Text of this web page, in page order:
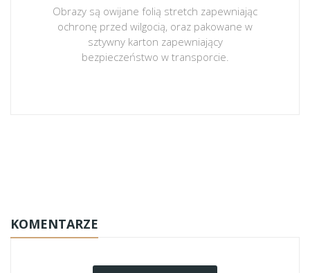
Obrazy są owijane folią stretch zapewniając
ochronę przed wilgocią, oraz pakowane w
sztywny karton zapewniający
bezpieczeństwo w transporcie.
KOMENTARZE